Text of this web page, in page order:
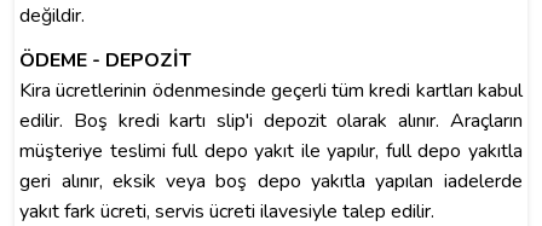
değildir.
ÖDEME - DEPOZİT
Kira ücretlerinin ödenmesinde geçerli tüm kredi kartları kabul
edilir. Boş kredi kartı slip'i depozit olarak alınır. Araçların
müşteriye teslimi full depo yakıt ile yapılır, full depo yakıtla
geri alınır, eksik veya boş depo yakıtla yapılan iadelerde
yakıt fark ücreti, servis ücreti ilavesiyle talep edilir.